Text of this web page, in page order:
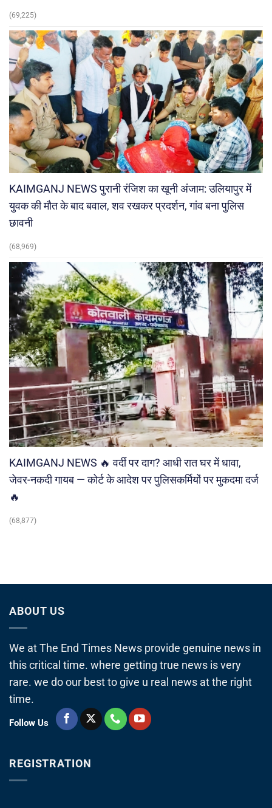
(69,225)
KAIMGANJ NEWS पुरानी रंजिश का खूनी अंजाम: उलियापुर में
युवक की मौत के बाद बवाल, शव रखकर प्रदर्शन, गांव बना पुलिस
छावनी
(68,969)
KAIMGANJ NEWS 🔥 वर्दी पर दाग? आधी रात घर में धावा,
जेवर-नकदी गायब — कोर्ट के आदेश पर पुलिसकर्मियों पर मुकदमा दर्ज
🔥
(68,877)
ABOUT US
We at The End Times News provide genuine news in
this critical time. where getting true news is very
rare. we do our best to give u real news at the right
time.
Follow Us
REGISTRATION